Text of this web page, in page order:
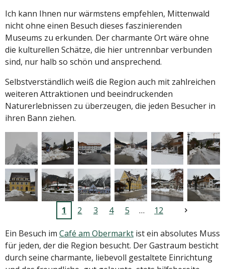
Ich kann Ihnen nur wärmstens empfehlen, Mittenwald
nicht ohne einen Besuch dieses faszinierenden
Museums zu erkunden. Der charmante Ort wäre ohne
die kulturellen Schätze, die hier untrennbar verbunden
sind, nur halb so schön und ansprechend.
Selbstverständlich weiß die Region auch mit zahlreichen
weiteren Attraktionen und beeindruckenden
Naturerlebnissen zu überzeugen, die jeden Besucher in
ihren Bann ziehen.
1 2 3 4 5 12
Ein Besuch im Café am Obermarkt ist ein absolutes Muss
für jeden, der die Region besucht. Der Gastraum besticht
durch seine charmante, liebevoll gestaltete Einrichtung